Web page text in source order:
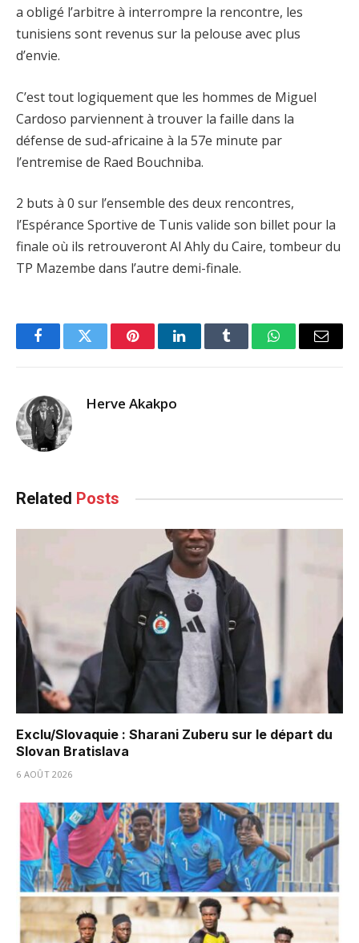
a obligé l’arbitre à interrompre la rencontre, les
tunisiens sont revenus sur la pelouse avec plus
d’envie.
C’est tout logiquement que les hommes de Miguel
Cardoso parviennent à trouver la faille dans la
défense de sud-africaine à la 57e minute par
l’entremise de Raed Bouchniba.
2 buts à 0 sur l’ensemble des deux rencontres,
l’Espérance Sportive de Tunis valide son billet pour la
finale où ils retrouveront Al Ahly du Caire, tombeur du
TP Mazembe dans l’autre demi-finale.
FacebookTwitter PinterestLinkedInTumblr WhatsAppEmail
Herve Akakpo
Related Posts
Exclu/Slovaquie : Sharani Zuberu sur le départ du
Slovan Bratislava
6 AOÛT 2026